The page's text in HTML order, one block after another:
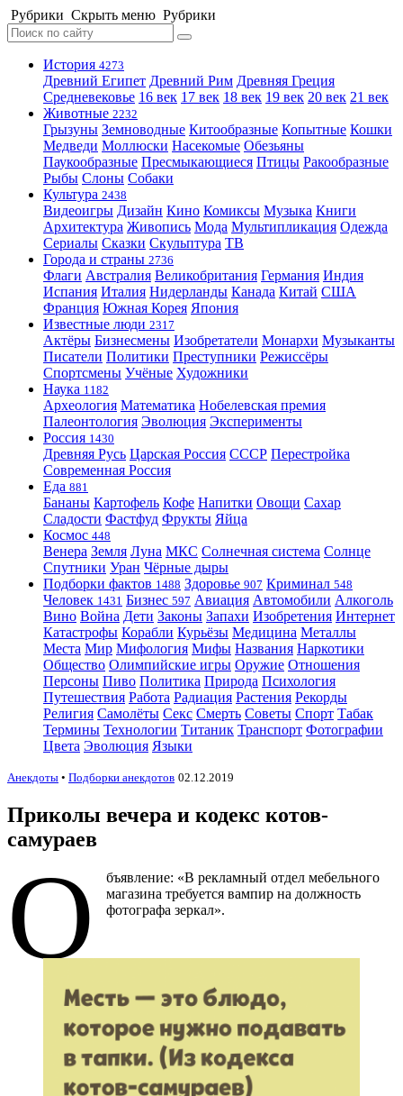
Рубрики Скрыть меню Рубрики
История 4273
Древний Египет Древний Рим Древняя Греция
Средневековье 16 век 17 век 18 век 19 век 20 век 21 век
Животные 2232
Грызуны Земноводные Китообразные Копытные Кошки
Медведи Моллюски Насекомые Обезьяны
Паукообразные Пресмыкающиеся Птицы Ракообразные
Рыбы Слоны Собаки
Культура 2438
Видеоигры Дизайн Кино Комиксы Музыка Книги
Архитектура Живопись Мода Мультипликация Одежда
Сериалы Сказки Скульптура ТВ
Города и страны 2736
Флаги Австралия Великобритания Германия Индия
Испания Италия Нидерланды Канада Китай США
Франция Южная Корея Япония
Известные люди 2317
Актёры Бизнесмены Изобретатели Монархи Музыканты
Писатели Политики Преступники Режиссёры
Спортсмены Учёные Художники
Наука 1182
Археология Математика Нобелевская премия
Палеонтология Эволюция Эксперименты
Россия 1430
Древняя Русь Царская Россия СССР Перестройка
Современная Россия
Еда 881
Бананы Картофель Кофе Напитки Овощи Сахар
Сладости Фастфуд Фрукты Яйца
Космос 448
Венера Земля Луна МКС Солнечная система Солнце
Спутники Уран Чёрные дыры
Подборки фактов 1488 Здоровье 907 Криминал 548
Человек 1431 Бизнес 597 Авиация Автомобили Алкоголь
Вино Война Дети Законы Запахи Изобретения Интернет
Катастрофы Корабли Курьёзы Медицина Металлы
Места Мир Мифология Мифы Названия Наркотики
Общество Олимпийские игры Оружие Отношения
Персоны Пиво Политика Природа Психология
Путешествия Работа Радиация Растения Рекорды
Религия Самолёты Секс Смерть Советы Спорт Табак
Термины Технологии Титаник Транспорт Фотографии
Цвета Эволюция Языки
Анекдоты • Подборки анекдотов 02.12.2019
Приколы вечера и кодекс котов-
самураев
О
бъявление: «В рекламный отдел мебельного
магазина требуется вампир на должность
фотографа зеркал».